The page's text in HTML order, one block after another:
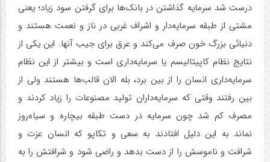
درست شد سرمایه گذاشتن در بانک‌ها برای گرفتن سود زیاد؛ یعنی
مشتی از طبقه سرمایه‌دار و اشراف غربی در ناز و نعمت هستند و
دنیائی بزرگ خون صرف می‌کند و عرق برای جیب آنها. این یکی از
نتایج نظام کاپیتالیسم یا سرمایه‌داری است و بیشتر از این نظام
سرمایه‌داری انسان را از بین برد، بله الان قالب‌ها هستند ولی از
بین رفتند وقتی که سرمایه‌داران تولید مصنوعات را زیاد کردند و
مصرف کم شد چون سرمایه در دست طبقه بیچاره و سیاه‌روز
نماند به این دلیل افتادند به سعی و تکاپو که انسان عزت و
شرافت و ناموسش را از دست بدهد و راضی شود و شرافتش را به